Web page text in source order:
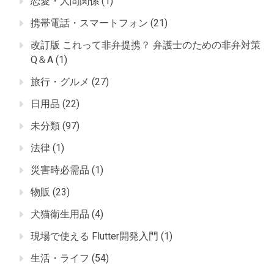
携帯電話・スマートフォン (21)
改訂版 これって非弁提携？ 弁護士のための非弁対策
Q＆A (1)
旅行・グルメ (27)
日用品 (22)
未分類 (97)
法律 (1)
災害時必需品 (1)
物販 (23)
犬猫衛生用品 (4)
現場で使える Flutter開発入門 (1)
生活・ライフ (54)